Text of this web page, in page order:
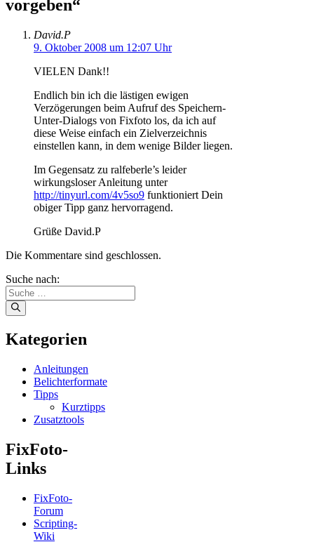
vorgeben“
David.P
9. Oktober 2008 um 12:07 Uhr
VIELEN Dank!!
Endlich bin ich die lästigen ewigen
Verzögerungen beim Aufruf des Speichern-
Unter-Dialogs von Fixfoto los, da ich auf
diese Weise einfach ein Zielverzeichnis
einstellen kann, in dem wenige Bilder liegen.
Im Gegensatz zu ralfeberle’s leider
wirkungsloser Anleitung unter
http://tinyurl.com/4v5so9 funktioniert Dein
obiger Tipp ganz hervorragend.
Grüße David.P
Die Kommentare sind geschlossen.
Suche nach:
Kategorien
Anleitungen
Belichterformate
Tipps
Kurztipps
Zusatztools
FixFoto-
Links
FixFoto-
Forum
Scripting-
Wiki